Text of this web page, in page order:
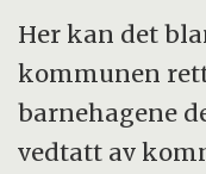
Her kan det
kommunen
barnehagene
vedtatt av